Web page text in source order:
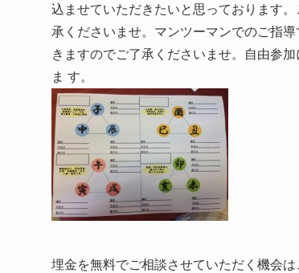
込ませていただきたいと思っております
承くださいませ。マンツーマンでのご指
きますのでご了承くださいませ。自由参
ま す。
埋金を無料でご相談させていただく機会